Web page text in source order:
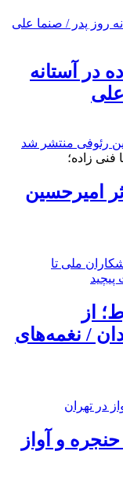
در آستانه
فنی زاده؛
امیرحسین
از
/ نغمه‌های
و آواز